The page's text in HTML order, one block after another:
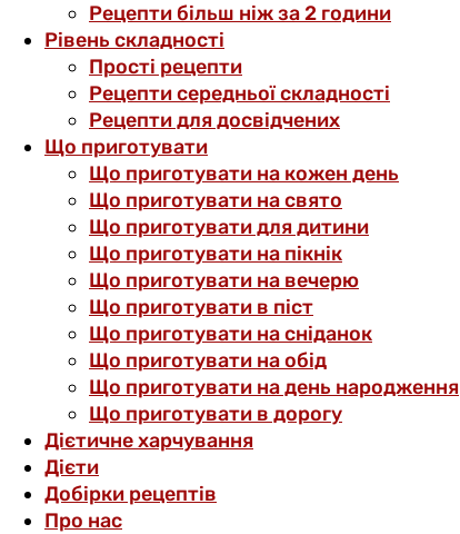
Рецепти більш ніж за 2 години
Рівень складності
Прості рецепти
Рецепти середньої складності
Рецепти для досвідчених
Що приготувати
Що приготувати на кожен день
Що приготувати на свято
Що приготувати для дитини
Що приготувати на пікнік
Що приготувати на вечерю
Що приготувати в піст
Що приготувати на сніданок
Що приготувати на обід
Що приготувати на день народження
Що приготувати в дорогу
Дієтичне харчування
Дієти
Добірки рецептів
Про нас